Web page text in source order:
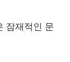
잠재적인 문